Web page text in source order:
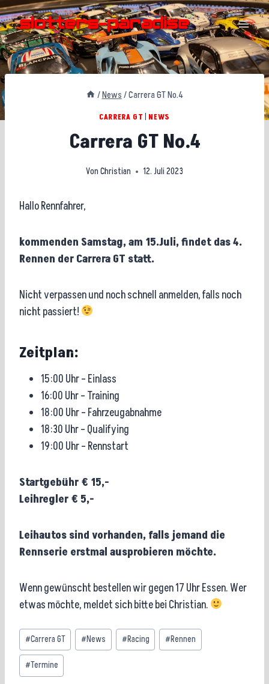
Zum
Inhalt
springen
/News/Carrera GT No.4
CARRERA GT NEWS
Carrera GT No.4
Von Christian 12. Juli 2023
Hallo Rennfahrer,
kommenden Samstag, am 15.Juli, findet das 4.
Rennen der Carrera GT statt.
Nicht verpassen und noch schnell anmelden, falls noch
nicht passiert!
Zeitplan:
15:00 Uhr – Einlass
16:00 Uhr – Training
18:00 Uhr – Fahrzeugabnahme
18:30 Uhr – Qualifying
19:00 Uhr – Rennstart
Startgebühr € 15,-
Leihregler € 5,-
Leihautos sind vorhanden, falls jemand die
Rennserie erstmal ausprobieren möchte.
Wenn gewünscht bestellen wir gegen 17 Uhr Essen. Wer
etwas möchte, meldet sich bitte bei Christian.
Schlagworte:
#Carrera GT #News #Racing #Rennen
#Termine